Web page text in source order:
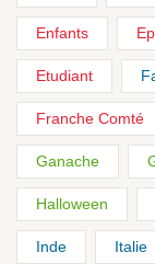
Enfants
Etudiant
Franche Comté
Ganache
Halloween
Inde Italie